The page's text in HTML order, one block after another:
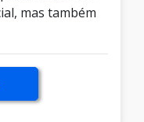
mas também